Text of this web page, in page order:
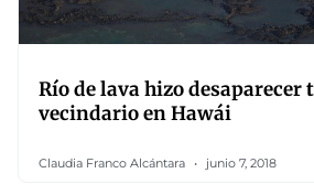
Río de lava hizo desaparecer
vecindario en Hawái
Claudia Franco Alcántara junio 7, 2018